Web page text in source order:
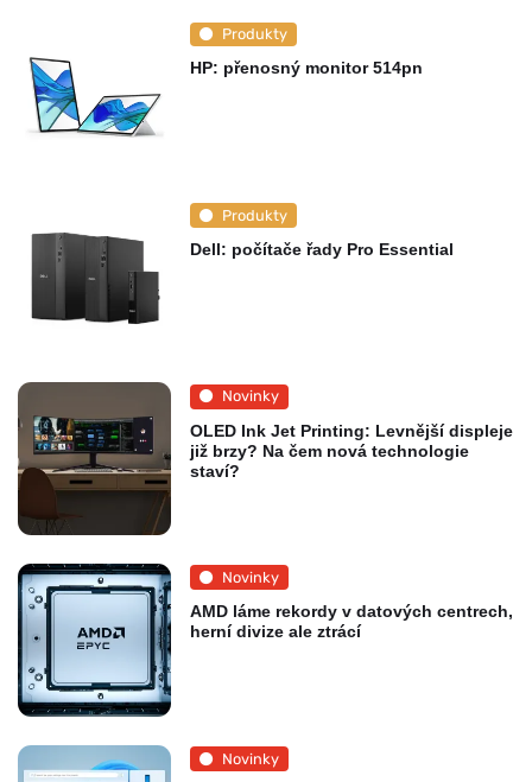
Produkty
HP: přenosný monitor 514pn
Produkty
Dell: počítače řady Pro Essential
Novinky
OLED Ink Jet Printing: Levnější displeje
již brzy? Na čem nová technologie
staví?
Novinky
AMD láme rekordy v datových centrech,
herní divize ale ztrácí
Novinky